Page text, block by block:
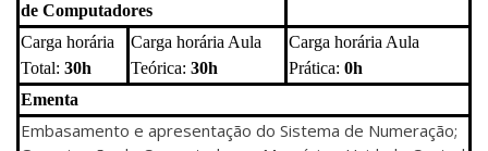
de Computadores
Carga horária
Total: 30h
Carga horária Aula
Teórica: 30h
Carga horária Aula
Prática: 0h
Ementa
Embasamento e apresentação do Sistema de Numeração;